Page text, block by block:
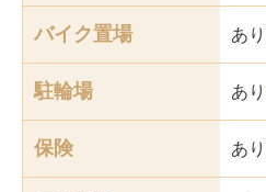
バイク置場 あ
駐輪場 あ
保険 あ